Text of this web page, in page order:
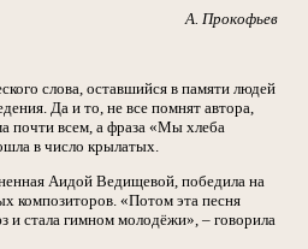
А. Прокофьев
слова, оставшийся в памяти людей
Да и то, не все помнят автора,
почти всем, а фраза «Мы хлеба
в число крылатых.
Аидой Ведищевой, победила на
композиторов. «Потом эта песня
и стала гимном молодёжи», – говорила